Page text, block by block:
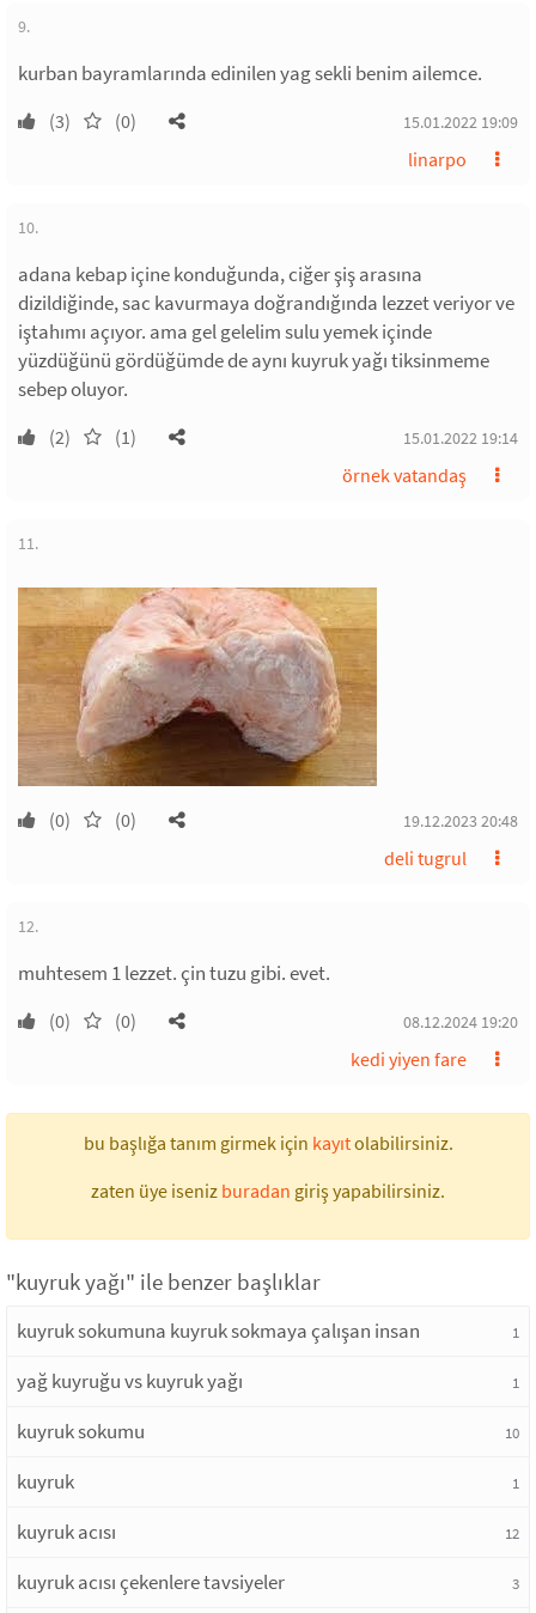
9.
kurban bayramlarında edinilen yag sekli benim ailemce.
(3) (0) 15.01.2022 19:09
linarpo
10.
adana kebap içine konduğunda, ciğer şiş arasına
dizildiğinde, sac kavurmaya doğrandığında lezzet veriyor ve
iştahımı açıyor. ama gel gelelim sulu yemek içinde
yüzdüğünü gördüğümde de aynı kuyruk yağı tiksinmeme
sebep oluyor.
(2) (1) 15.01.2022 19:14
örnek vatandaş
11.
(0) (0) 19.12.2023 20:48
deli tugrul
12.
muhtesem 1 lezzet. çin tuzu gibi. evet.
(0) (0) 08.12.2024 19:20
kedi yiyen fare
bu başlığa tanım girmek için kayıtolabilirsiniz.
zaten üye iseniz buradan giriş yapabilirsiniz.
"kuyruk yağı" ile benzer başlıklar
kuyruk sokumuna kuyruk sokmaya çalışan insan 1
yağ kuyruğu vs kuyruk yağı 1
kuyruk sokumu 10
kuyruk 1
kuyruk acısı 12
kuyruk acısı çekenlere tavsiyeler 3